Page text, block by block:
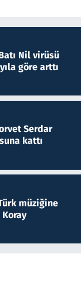
Nil virüsü
göre arttı
Serdar
kattı
müziğine